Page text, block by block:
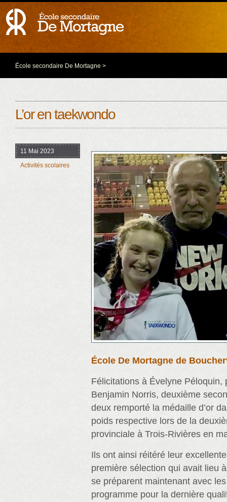
École secondaire De Mortagne >
L’or en taekwondo
11 Mai 2023
Activités scolaires
École De Mortagne de
Félicitations à Évelyne Péloquin,
Benjamin Norris, deuxième
deux remporté la médaille d’or
poids respective lors de la
provinciale à Trois-Rivières en
Ils ont ainsi réitéré leur
première sélection qui avait lieu
se préparent maintenant avec
programme pour la dernière